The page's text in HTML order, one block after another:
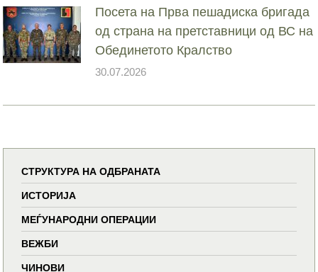
Посета на Прва пешадиска бригада
од страна на претставници од ВС на
Обединетото Кралство
30.07.2026
СТРУКТУРА НА ОДБРАНАТА
ИСТОРИЈА
МЕЃУНАРОДНИ ОПЕРАЦИИ
ВЕЖБИ
ЧИНОВИ